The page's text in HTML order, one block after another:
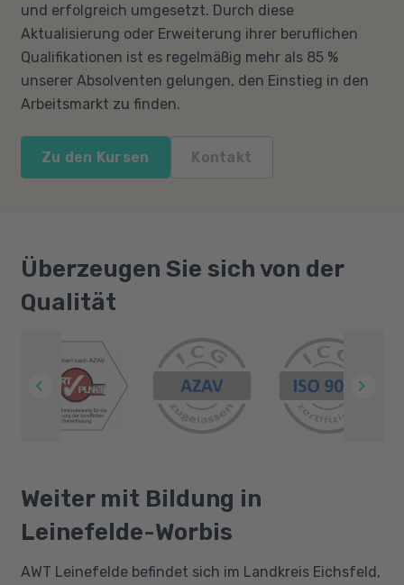
und erfolgreich umgesetzt. Durch diese
Aktualisierung oder Erweiterung ihrer beruflichen
Qualifikationen ist es regelmäßig mehr als 85 %
unserer Absolventen gelungen, den Einstieg in den
Arbeitsmarkt zu finden.
Zu den Kursen Kontakt
Überzeugen Sie sich von der
Qualität
Weiter mit Bildung in
Leinefelde-Worbis
AWT Leinefelde befindet sich im Landkreis Eichsfeld,